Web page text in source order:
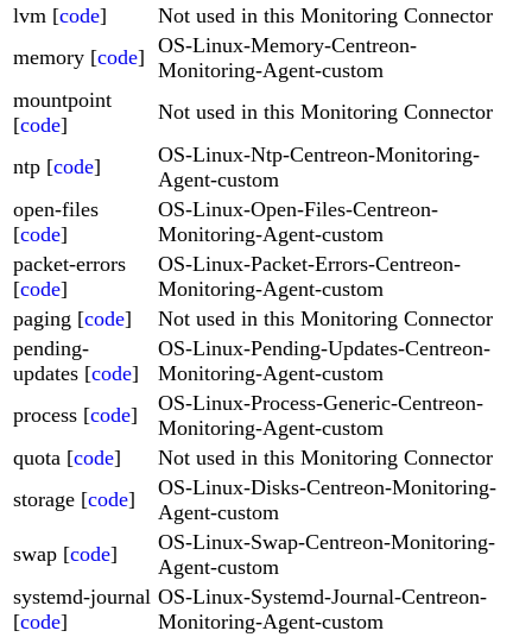
lvm [code]
Not used in this Monitoring Connector
memory [code] OS-Linux-Memory-Centreon-
Monitoring-Agent-custom
mountpoint
[code]
Not used in this Monitoring Connector
ntp [code]
OS-Linux-Ntp-Centreon-Monitoring-
Agent-custom
open-files
[code]
OS-Linux-Open-Files-Centreon-
Monitoring-Agent-custom
packet-errors
[code]
OS-Linux-Packet-Errors-Centreon-
Monitoring-Agent-custom
paging [code]
Not used in this Monitoring Connector
pending-
updates [code]
OS-Linux-Pending-Updates-Centreon-
Monitoring-Agent-custom
process [code]
OS-Linux-Process-Generic-Centreon-
Monitoring-Agent-custom
quota [code]
Not used in this Monitoring Connector
storage [code]
OS-Linux-Disks-Centreon-Monitoring-
Agent-custom
swap [code]
OS-Linux-Swap-Centreon-Monitoring-
Agent-custom
systemd-journal
[code]
OS-Linux-Systemd-Journal-Centreon-
Monitoring-Agent-custom